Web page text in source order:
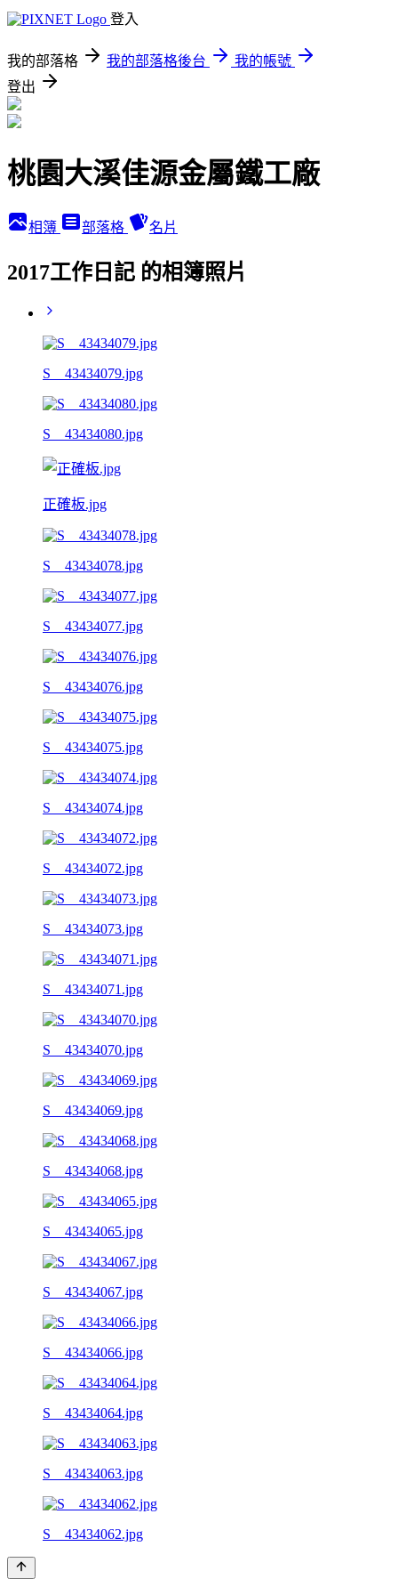
登入
我的部落格 我的部落格後台
我的帳號
登出
桃園大溪佳源金屬鐵工廠
相簿 部落格 名片
2017工作日記 的相簿照片
S__43434079.jpg
S__43434080.jpg
正確板.jpg
S__43434078.jpg
S__43434077.jpg
S__43434076.jpg
S__43434075.jpg
S__43434074.jpg
S__43434072.jpg
S__43434073.jpg
S__43434071.jpg
S__43434070.jpg
S__43434069.jpg
S__43434068.jpg
S__43434065.jpg
S__43434067.jpg
S__43434066.jpg
S__43434064.jpg
S__43434063.jpg
S__43434062.jpg